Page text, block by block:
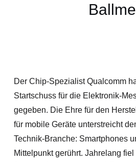
Der Chip-Spezialist Qualcomm
Startschuss für die Elektronik-
gegeben. Die Ehre für den
für mobile Geräte unterstreicht
Technik-Branche: Smartphones
Mittelpunkt gerührt. Jahrelang